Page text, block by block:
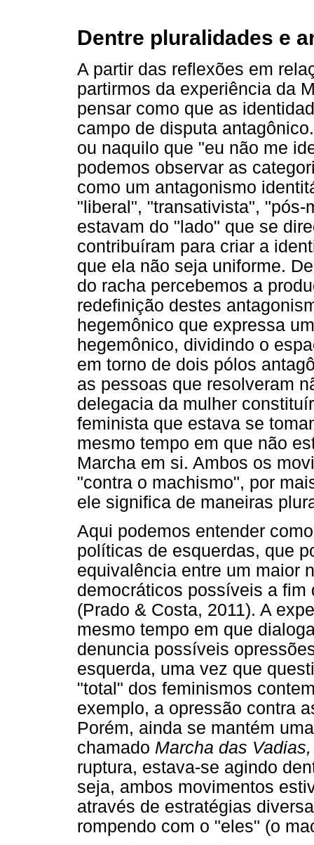
Dentre pluralidades e
A partir das reflexões em
partirmos da experiência da
pensar como que as
campo de disputa
ou naquilo que "eu não me
podemos observar as
como um antagonismo
"liberal", "transativista",
estavam do "lado" que se
contribuíram para criar a
que ela não seja uniforme.
do racha percebemos a
redefinição destes
hegemônico que expressa
hegemônico, dividindo o
em torno de dois pólos
as pessoas que resolveram
delegacia da mulher
feminista que estava se
mesmo tempo em que não
Marcha em si. Ambos os
"contra o machismo", por
ele significa de maneiras
Aqui podemos entender
políticas de esquerdas, que
equivalência entre um maior
democráticos possíveis a
(Prado & Costa, 2011). A
mesmo tempo em que
denuncia possíveis
esquerda, uma vez que
"total" dos feminismos
exemplo, a opressão contra
Porém, ainda se mantém
chamado Marcha das Vadias,
ruptura, estava-se agindo
seja, ambos movimentos
através de estratégias
rompendo com o "eles" (o